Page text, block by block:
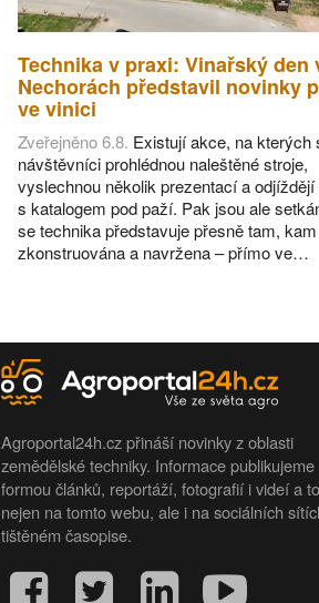
Technika v praxi: Vinařský den
Nechorách představil novinky
ve vinici
Zveřejněno 6.8. Existují akce, na kterých
návštěvníci prohlédnou naleštěné stroje,
vyslechnou několik prezentací a odjíždějí
s katalogem pod paží. Pak jsou ale
se technika představuje přesně tam,
zkonstruována a navržena – přímo ve…
Agroportal24h.cz přináší novinky z oblasti
zemědělské techniky. Informace publikujeme
formou článků, reportáží, fotografií i videí a to
nejen na tomto webu, ale i na sociálních
tištěném časopise.